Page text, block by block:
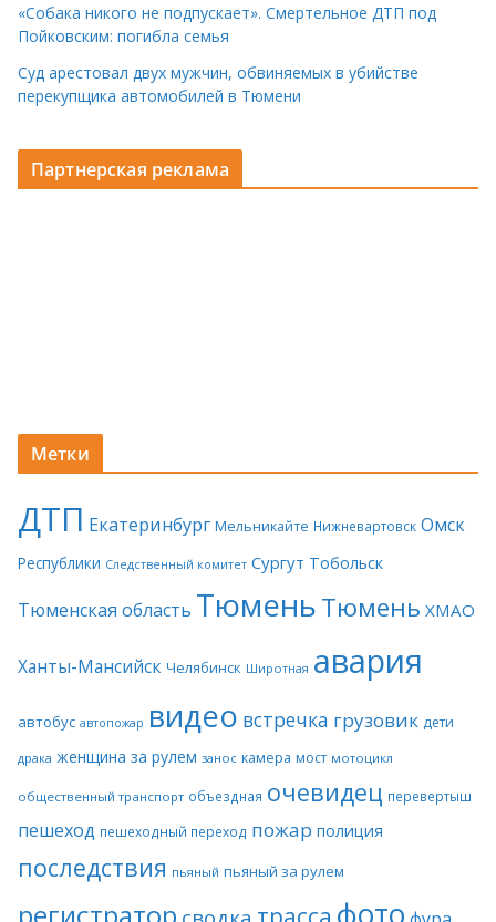
«Собака никого не подпускает». Смертельное ДТП под
Пойковским: погибла семья
Суд арестовал двух мужчин, обвиняемых в убийстве
перекупщика автомобилей в Тюмени
Партнерская реклама
Метки
ДТП Екатеринбург Мельникайте Нижневартовск Омск
Республики Следственный комитет Сургут Тобольск
Тюменская область ТюменьТюмень ХМАО
Ханты-Мансийск Челябинск Широтная авария
автобус автопожар видео встречка грузовик дети
драка женщина за рулем занос камера мост мотоцикл
общественный транспорт объездная очевидец перевертыш
пешеход пешеходный переход пожар полиция
последствия пьяный пьяный за рулем
регистратор фото